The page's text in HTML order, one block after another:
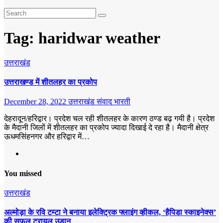
Tag: haridwar weather
उत्तराखंड
उत्तराखण्ड में शीतलहर का प्रकोप
December 28, 2022उत्तराखंड संवाद भारती
देहरादून/हरिद्वार। प्रदेश चल रही शीतलहर के कारण ठण्ड बढ़ गयी है। प्रदेश
के मैदानी जिलों में शीतलहर का प्रकोप ज्यादा दिखाई दे रहा है। मैदानी क्षेत्र
ऊधमसिंहनगर और हरिद्वार में…
You missed
उत्तराखंड
अल्मोड़ा के रवि टम्टा ने बनाया इलेक्ट्रिक फ्लाइंग व्हीकल, ‘हैपिडा स्काइनेक्स’